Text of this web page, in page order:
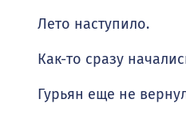
Лето наступило.
Как-то сразу
Гурьян еще не